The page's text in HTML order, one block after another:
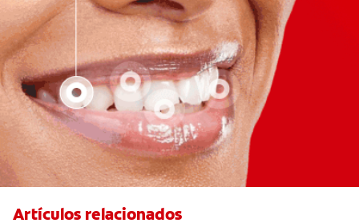
Artículos relacionados